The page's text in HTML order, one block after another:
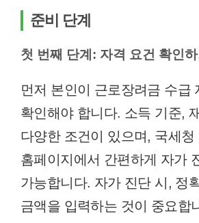
준비 단계
첫 번째 단계: 자격 요건 확인하
먼저 본인이 근로장려금 수급
확인해야 합니다. 소득 기준,
다양한 조건이 있으며, 국세청
홈페이지에서 간편하게 자가
가능합니다. 자가 진단 시, 정
금액을 입력하는 것이 중요합